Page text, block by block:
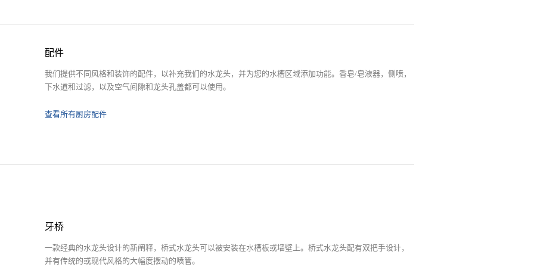
配件
我们提供不同风格和装饰的配件，以补充我们的水龙头，并为您的水槽区域添加功能。香皂/皂液器，侧喷，
下水道和过滤，以及空气间隙和龙头孔盖都可以使用。
查看所有厨房配件
牙桥
一款经典的水龙头设计的新阐释，桥式水龙头可以被安装在水槽板或墙壁上。桥式水龙头配有双把手设计，
并有传统的或现代风格的大幅度摆动的喷管。